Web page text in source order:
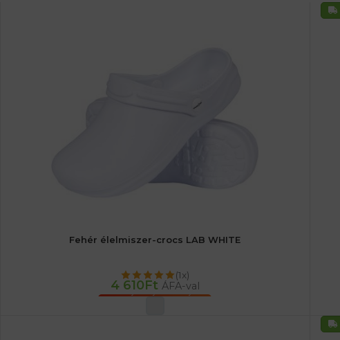
Fehér élelmiszer-crocs LAB WHITE
(1x)
4 610Ft ÁFA-val
OPCIÓK VÁLASZTÁSA